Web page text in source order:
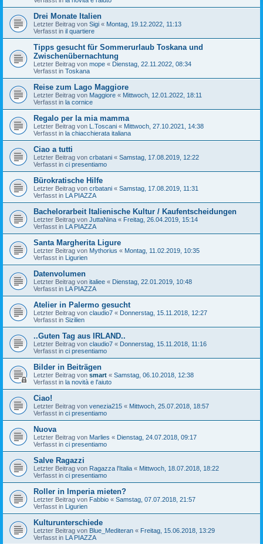
Drei Monate Italien
Letzter Beitrag von Sigi « Montag, 19.12.2022, 11:13
Verfasst in il quartiere
Tipps gesucht für Sommerurlaub Toskana und
Zwischenübernachtung
Letzter Beitrag von mope « Dienstag, 22.11.2022, 08:34
Verfasst in Toskana
Reise zum Lago Maggiore
Letzter Beitrag von Maggiore « Mittwoch, 12.01.2022, 18:11
Verfasst in la cornice
Regalo per la mia mamma
Letzter Beitrag von L.Toscani « Mittwoch, 27.10.2021, 14:38
Verfasst in la chiacchierata italiana
Ciao a tutti
Letzter Beitrag von crbatani « Samstag, 17.08.2019, 12:22
Verfasst in ci presentiamo
Bürokratische Hilfe
Letzter Beitrag von crbatani « Samstag, 17.08.2019, 11:31
Verfasst in LA PIAZZA
Bachelorarbeit Italienische Kultur / Kaufentscheidungen
Letzter Beitrag von JuttaNina « Freitag, 26.04.2019, 15:14
Verfasst in LA PIAZZA
Santa Margherita Ligure
Letzter Beitrag von Mythorius « Montag, 11.02.2019, 10:35
Verfasst in Ligurien
Datenvolumen
Letzter Beitrag von italiee « Dienstag, 22.01.2019, 10:48
Verfasst in LA PIAZZA
Atelier in Palermo gesucht
Letzter Beitrag von claudio7 « Donnerstag, 15.11.2018, 12:27
Verfasst in Sizilien
..Guten Tag aus IRLAND..
Letzter Beitrag von claudio7 « Donnerstag, 15.11.2018, 11:16
Verfasst in ci presentiamo
Bilder in Beiträgen
Letzter Beitrag von smart « Samstag, 06.10.2018, 12:38
Verfasst in la novità e l'aiuto
Ciao!
Letzter Beitrag von venezia215 « Mittwoch, 25.07.2018, 18:57
Verfasst in ci presentiamo
Nuova
Letzter Beitrag von Marlies « Dienstag, 24.07.2018, 09:17
Verfasst in ci presentiamo
Salve Ragazzi
Letzter Beitrag von Ragazza l'Italia « Mittwoch, 18.07.2018, 18:22
Verfasst in ci presentiamo
Roller in Imperia mieten?
Letzter Beitrag von Fabbio « Samstag, 07.07.2018, 21:57
Verfasst in Ligurien
Kulturunterschiede
Letzter Beitrag von Blue_Mediteran « Freitag, 15.06.2018, 13:29
Verfasst in LA PIAZZA